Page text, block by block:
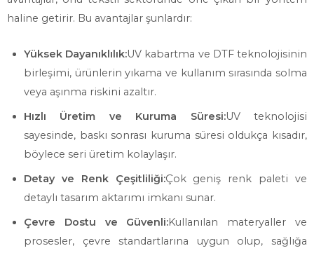
haline getirir. Bu avantajlar şunlardır:
Yüksek Dayanıklılık:UV kabartma ve DTF teknolojisinin
birleşimi, ürünlerin yıkama ve kullanım sırasında solma
veya aşınma riskini azaltır.
Hızlı Üretim ve Kuruma Süresi:UV teknolojisi
sayesinde, baskı sonrası kuruma süresi oldukça kısadır,
böylece seri üretim kolaylaşır.
Detay ve Renk Çeşitliliği:Çok geniş renk paleti ve
detaylı tasarım aktarımı imkanı sunar.
Çevre Dostu ve Güvenli:Kullanılan materyaller ve
prosesler, çevre standartlarına uygun olup, sağlığa